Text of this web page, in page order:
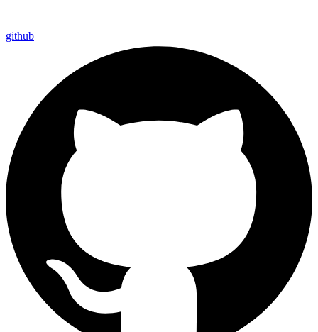
github